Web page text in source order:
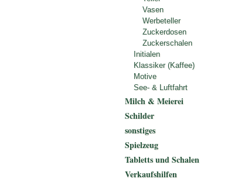
Vasen
Werbeteller
Zuckerdosen
Zuckerschalen
Initialen
Klassiker (Kaffee)
Motive
See- & Luftfahrt
Milch & Meierei
Schilder
sonstiges
Spielzeug
Tabletts und Schalen
Verkaufshilfen